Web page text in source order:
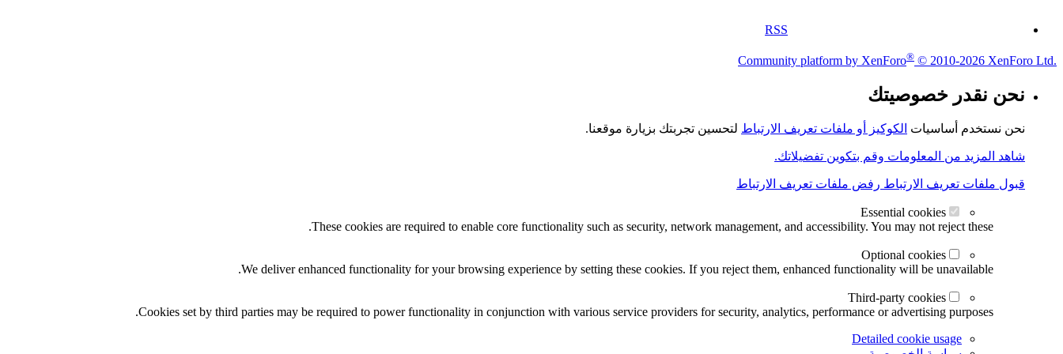
RSS
Community platform by XenForo® © 2010-2026 XenForo Ltd.
نحن نقدر خصوصيتك
نحن نستخدم أساسيات الكوكيز أو ملفات تعريف الارتباط لتحسين تجربتك بزيارة موقعنا.
شاهد المزيد من المعلومات وقم بتكوين تفضيلاتك.
قبول ملفات تعريف الارتباط رفض ملفات تعريف الارتباط
Essential cookies
These cookies are required to enable core functionality such as security, network management, and accessibility. You may not reject these.
Optional cookies
We deliver enhanced functionality for your browsing experience by setting these cookies. If you reject them, enhanced functionality will be unavailable.
Third-party cookies
Cookies set by third parties may be required to power functionality in conjunction with various service providers for security, analytics, performance or advertising purposes.
Detailed cookie usage